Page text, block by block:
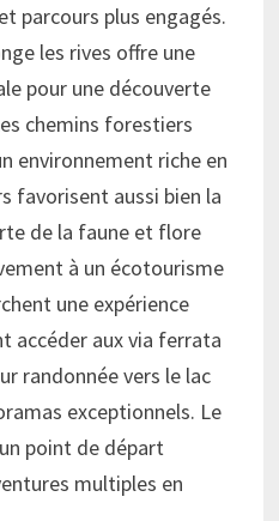
parcours plus engagés.
les rives offre une
pour une découverte
chemins forestiers
environnement riche en
favorisent aussi bien la
de la faune et flore
à un écotourisme
une expérience
accéder aux via ferrata
randonnée vers le lac
exceptionnels. Le
point de départ
multiples en